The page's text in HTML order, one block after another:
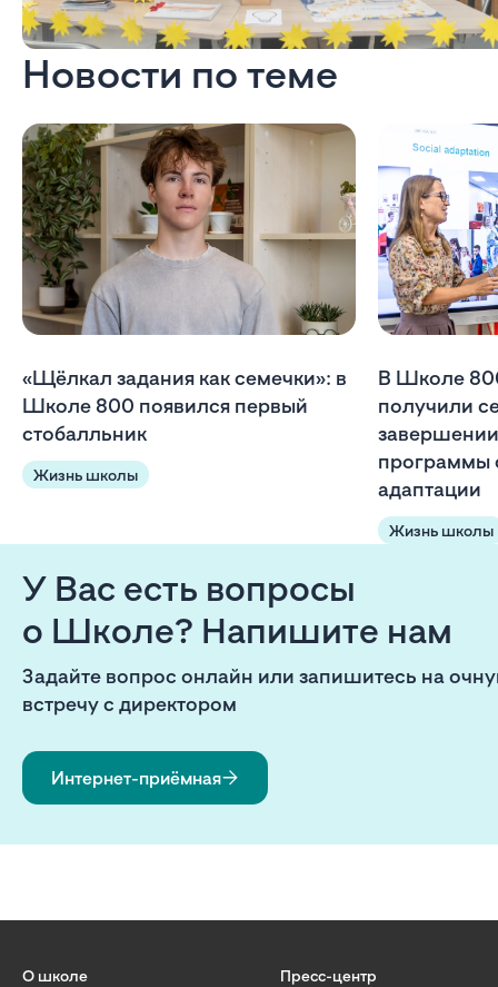
Новости по теме
«Щёлкал задания как семечки»: в
Школе 800 появился первый
стобалльник
Жизнь школы
В Школе
получили
программы
адаптации
Жизнь школы
У Вас есть вопросы
о Школе? Напишите нам
Задайте вопрос онлайн или запишитесь на
встречу с директором
Интернет-приёмная
О школе
Пресс-центр